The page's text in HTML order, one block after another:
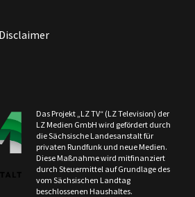
Das Projekt „LZ TV“ (LZ Television) der
LZ Medien GmbH wird gefördert durch
die Sächsische Landesanstalt für
privaten Rundfunk und neue Medien.
Diese Maßnahme wird mitfinanziert
durch Steuermittel auf Grundlage des
vom Sächsischen Landtag
beschlossenen Haushaltes.